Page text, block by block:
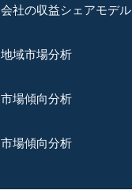
会社の収益シェアモデル
地域市場分析
市場傾向分析
市場傾向分析